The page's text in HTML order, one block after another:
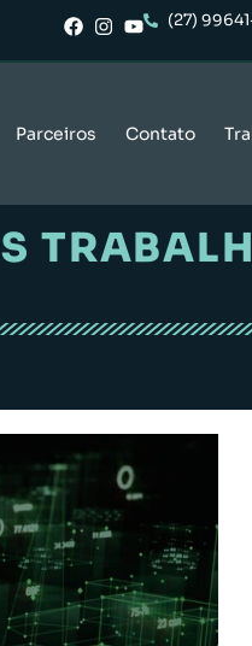
(27)
Parceiros Contato